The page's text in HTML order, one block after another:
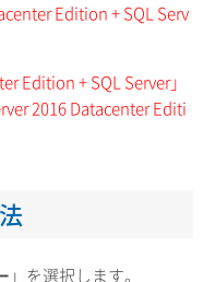
Edition + SQL Serv
Edition + SQL Server」
2016 Datacenter Editi
」を選択します。